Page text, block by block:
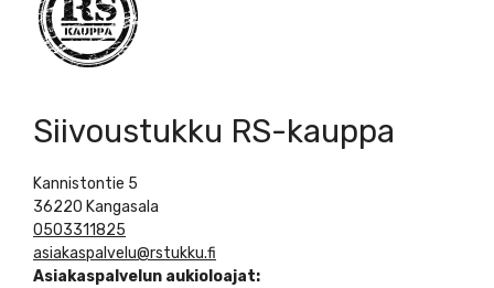
Siivoustukku RS-kauppa
Kannistontie 5
36220 Kangasala
0503311825
asiakaspalvelu@rstukku.fi
Asiakaspalvelun aukioloajat: